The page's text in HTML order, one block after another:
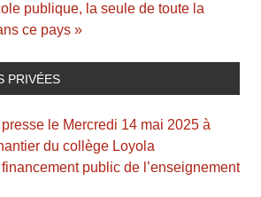
publique, la seule de toute la
ce pays »
PRIVÉES
le Mercredi 14 mai 2025 à
du collège Loyola
public de l’enseignement